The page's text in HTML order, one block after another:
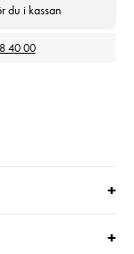
du i kassan
40 00
+
+